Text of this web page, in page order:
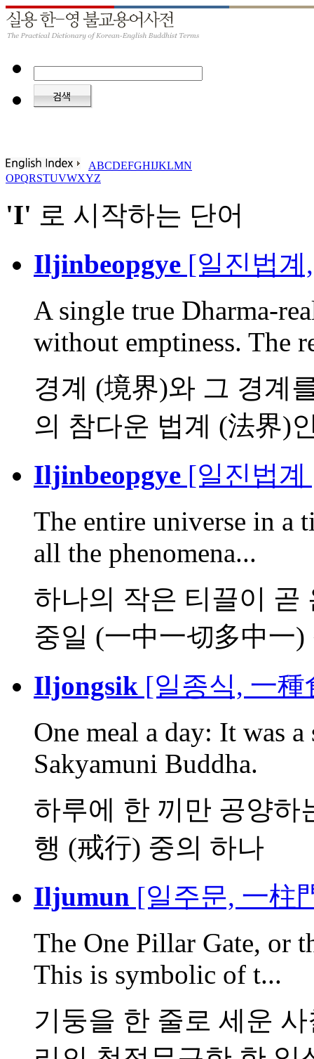
ABCDEFGHIJKLMN
OPQRSTUVWXYZ
'I' 로 시작하는 단어
Iljinbeopgye [일진법
A single true Dharma-
without emptiness. The
경계 (境界)와 그 경계
의 참다운 법계 (法界)
Iljinbeopgye [일진법
The entire universe in a
all the phenomena...
하나의 작은 티끌이 곧
중일 (一中一切多中一)
Iljongsik [일종식, 一種
One meal a day: It was
Sakyamuni Buddha.
하루에 한 끼만 공양하
행 (戒行) 중의 하나
Iljumun [일주문, 一柱
The One Pillar Gate, or
This is symbolic of t...
기둥을 한 줄로 세운